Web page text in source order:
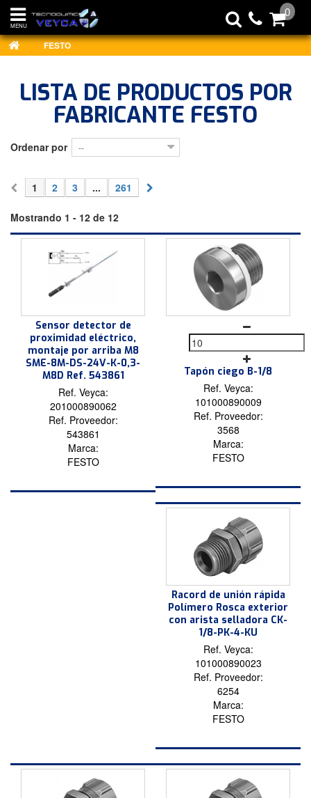
FESTO
LISTA DE PRODUCTOS POR
FABRICANTE FESTO
Ordenar por --
1 2 3 ... 261
Mostrando 1 - 12 de 12
Sensor detector de
proximidad eléctrico,
montaje por arriba M8
SME-8M-DS-24V-K-0,3-
M8D Ref. 543861
Ref. Veyca:
201000890062
Ref. Proveedor:
543861
Marca:
FESTO
Tapón ciego B-1/8
Ref. Veyca:
101000890009
Ref. Proveedor:
3568
Marca:
FESTO
Racord de unión rápida
Polímero Rosca exterior
con arista selladora CK-
1/8-PK-4-KU
Ref. Veyca:
101000890023
Ref. Proveedor:
6254
Marca:
FESTO
MENU
0